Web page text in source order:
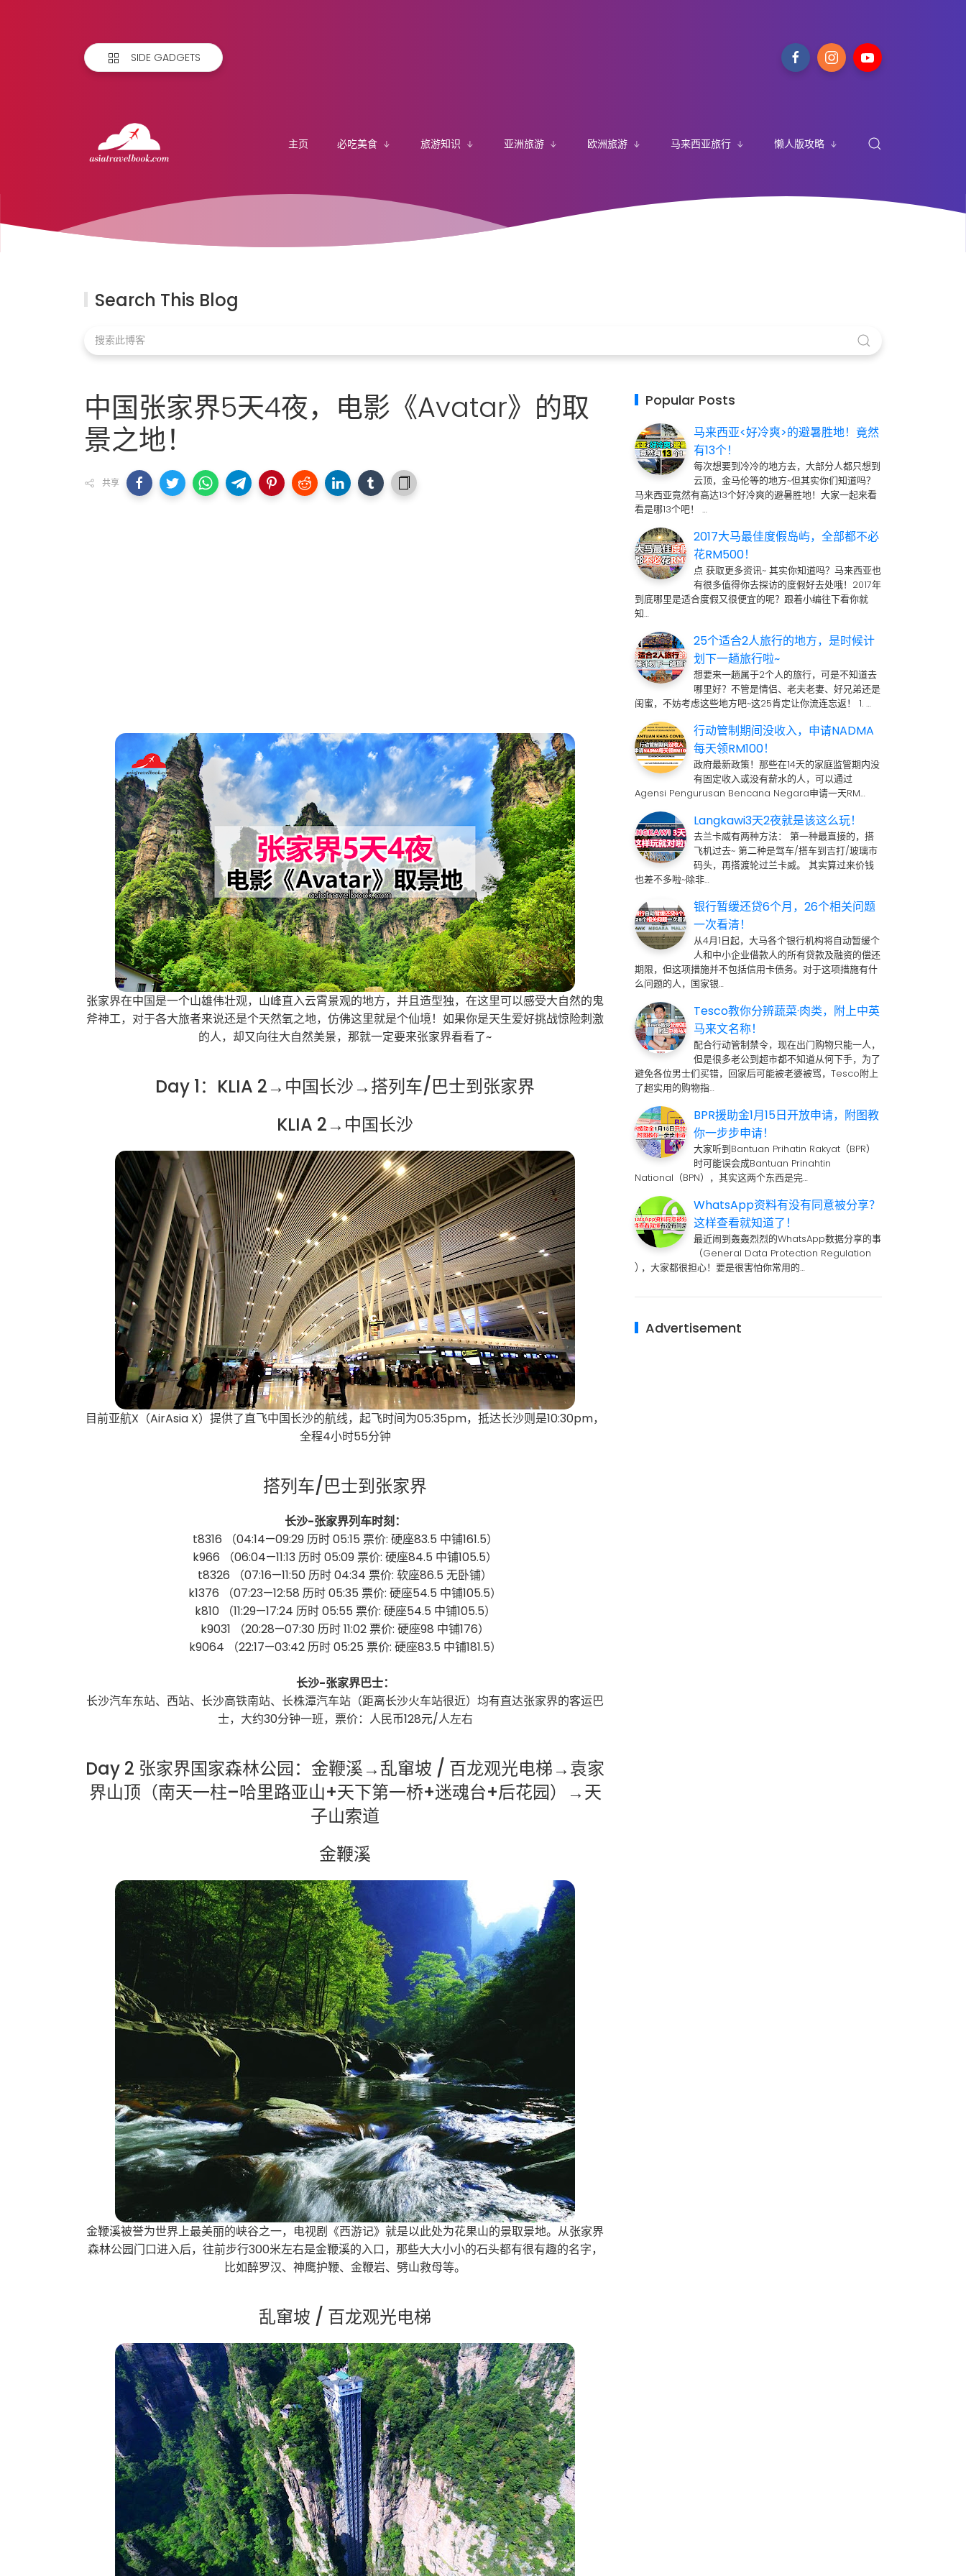
SIDE GADGETS
主页 必吃美食 旅游知识 亚洲旅游 欧洲旅游 马来西亚旅行 懒人版攻略
Search This Blog
中国张家界5天4夜，电影《Avatar》的取
景之地！
共享
张家界在中国是一个山雄伟壮观，山峰直入云霄景观的地方，并且造型独，在这里可以感受大自然的鬼
斧神工，对于各大旅者来说还是个天然氧之地，仿佛这里就是个仙境！如果你是天生爱好挑战惊险刺激
的人，却又向往大自然美景，那就一定要来张家界看看了~
Day 1：KLIA 2→中国长沙→搭列车/巴士到张家界
KLIA 2→中国长沙
目前亚航X（AirAsia X）提供了直飞中国长沙的航线，起飞时间为05:35pm，抵达长沙则是10:30pm，
全程4小时55分钟
搭列车/巴士到张家界
长沙-张家界列车时刻：
t8316 （04:14—09:29 历时 05:15 票价: 硬座83.5 中铺161.5）
k966 （06:04—11:13 历时 05:09 票价: 硬座84.5 中铺105.5）
t8326 （07:16—11:50 历时 04:34 票价: 软座86.5 无卧铺）
k1376 （07:23—12:58 历时 05:35 票价: 硬座54.5 中铺105.5）
k810 （11:29—17:24 历时 05:55 票价: 硬座54.5 中铺105.5）
k9031 （20:28—07:30 历时 11:02 票价: 硬座98 中铺176）
k9064 （22:17—03:42 历时 05:25 票价: 硬座83.5 中铺181.5）
长沙-张家界巴士：
长沙汽车东站、西站、长沙高铁南站、长株潭汽车站（距离长沙火车站很近）均有直达张家界的客运巴
士，大约30分钟一班，票价：人民币128元/人左右
Day 2 张家界国家森林公园：金鞭溪→乱窜坡 / 百龙观光电梯→袁家
界山顶（南天一柱–哈里路亚山+天下第一桥+迷魂台+后花园）→天
子山索道
金鞭溪
金鞭溪被誉为世界上最美丽的峡谷之一，电视剧《西游记》就是以此处为花果山的景取景地。从张家界
森林公园门口进入后，往前步行300米左右是金鞭溪的入口，那些大大小小的石头都有很有趣的名字，
比如醉罗汉、神鹰护鞭、金鞭岩、劈山救母等。
乱窜坡 / 百龙观光电梯
Popular Posts
马来西亚<好冷爽>的避暑胜地！竟然
有13个！
每次想要到冷冷的地方去，大部分人都只想到
云顶，金马伦等的地方~但其实你们知道吗？
马来西亚竟然有高达13个好冷爽的避暑胜地！大家一起来看
看是哪13个吧！ …
2017大马最佳度假岛屿，全部都不必
花RM500！
点 获取更多资讯~ 其实你知道吗？马来西亚也
有很多值得你去探访的度假好去处哦！2017年
到底哪里是适合度假又很便宜的呢？跟着小编往下看你就
知…
25个适合2人旅行的地方，是时候计
划下一趟旅行啦~
想要来一趟属于2个人的旅行，可是不知道去
哪里好？不管是情侣、老夫老妻、好兄弟还是
闺蜜，不妨考虑这些地方吧~这25肯定让你流连忘返！ 1. …
行动管制期间没收入，申请NADMA
每天领RM100！
政府最新政策！那些在14天的家庭监管期内没
有固定收入或没有薪水的人，可以通过
Agensi Pengurusan Bencana Negara申请一天RM…
Langkawi3天2夜就是该这么玩！
去兰卡威有两种方法： 第一种最直接的，搭
飞机过去~ 第二种是驾车/搭车到吉打/玻璃市
码头，再搭渡轮过兰卡威。 其实算过来价钱
也差不多啦~除非…
银行暂缓还贷6个月，26个相关问题
一次看清！
从4月1日起，大马各个银行机构将自动暂缓个
人和中小企业借款人的所有贷款及融资的偿还
期限，但这项措施并不包括信用卡债务。对于这项措施有什
么问题的人，国家银…
Tesco教你分辨蔬菜·肉类，附上中英
马来文名称！
配合行动管制禁令，现在出门购物只能一人，
但是很多老公到超市都不知道从何下手，为了
避免各位男士们买错，回家后可能被老婆被骂，Tesco附上
了超实用的购物指…
BPR援助金1月15日开放申请，附图教
你一步步申请！
大家听到Bantuan Prihatin Rakyat（BPR）
时可能误会成Bantuan Prinahtin
National（BPN），其实这两个东西是完…
WhatsApp资料有没有同意被分享？
这样查看就知道了！
最近闹到轰轰烈烈的WhatsApp数据分享的事
（General Data Protection Regulation
) ，大家都很担心！要是很害怕你常用的…
Advertisement